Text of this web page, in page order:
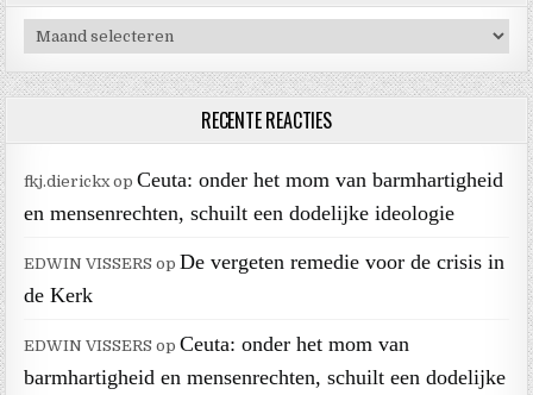
Archieven
RECENTE REACTIES
fkj.dierickxopCeuta: onder het mom van barmhartigheid
en mensenrechten, schuilt een dodelijke ideologie
EDWIN VISSERS opDe vergeten remedie voor de crisis in
de Kerk
EDWIN VISSERS opCeuta: onder het mom van
barmhartigheid en mensenrechten, schuilt een dodelijke